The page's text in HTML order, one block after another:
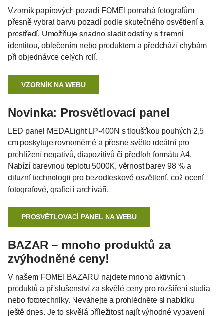
Vzorník papírových pozadí FOMEI pomáhá fotografům
přesně vybrat barvu pozadí podle skutečného osvětlení a
prostředí. Umožňuje snadno sladit odstíny s firemní
identitou, oblečením nebo produktem a předchází chybám
při objednávce celých rolí.
VZORNÍK NA WEBU
Novinka: Prosvětlovací panel
LED panel MEDALight LP-400N s tloušťkou pouhých 2,5
cm poskytuje rovnoměrné a přesné světlo ideální pro
prohlížení negativů, diapozitivů či předloh formátu A4.
Nabízí barevnou teplotu 5000K, věrnost barev 98 % a
difuzní technologii pro bezodleskové osvětlení, což ocení
fotografové, grafici i archiváři.
PROSVĚTLOVACÍ PANEL NA WEBU
BAZAR – mnoho produktů za
zvýhodněné ceny!
V našem FOMEI BAZARU najdete mnoho aktivních
produktů a příslušenství za skvělé ceny pro rozšíření studia
nebo fototechniky. Neváhejte a prohlédněte si nabídku
ještě dnes. Je to skvělá příležitost najít výhodné vybavení